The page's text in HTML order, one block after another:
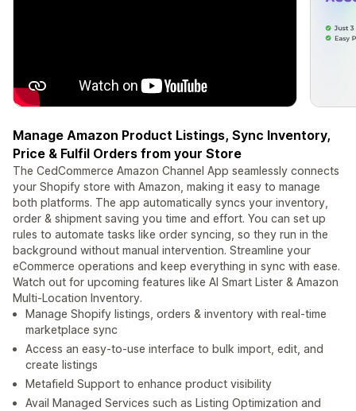
Manage Amazon Product Listings, Sync Inventory,
Price & Fulfil Orders from your Store
The CedCommerce Amazon Channel App seamlessly connects
your Shopify store with Amazon, making it easy to manage
both platforms. The app automatically syncs your inventory,
order & shipment saving you time and effort. You can set up
rules to automate tasks like order syncing, so they run in the
background without manual intervention. Streamline your
eCommerce operations and keep everything in sync with ease.
Watch out for upcoming features like AI Smart Lister & Amazon
Multi-Location Inventory.
Manage Shopify listings, orders & inventory with real-time
marketplace sync
Access an easy-to-use interface to bulk import, edit, and
create listings
Metafield Support to enhance product visibility
Avail Managed Services such as Listing Optimization and